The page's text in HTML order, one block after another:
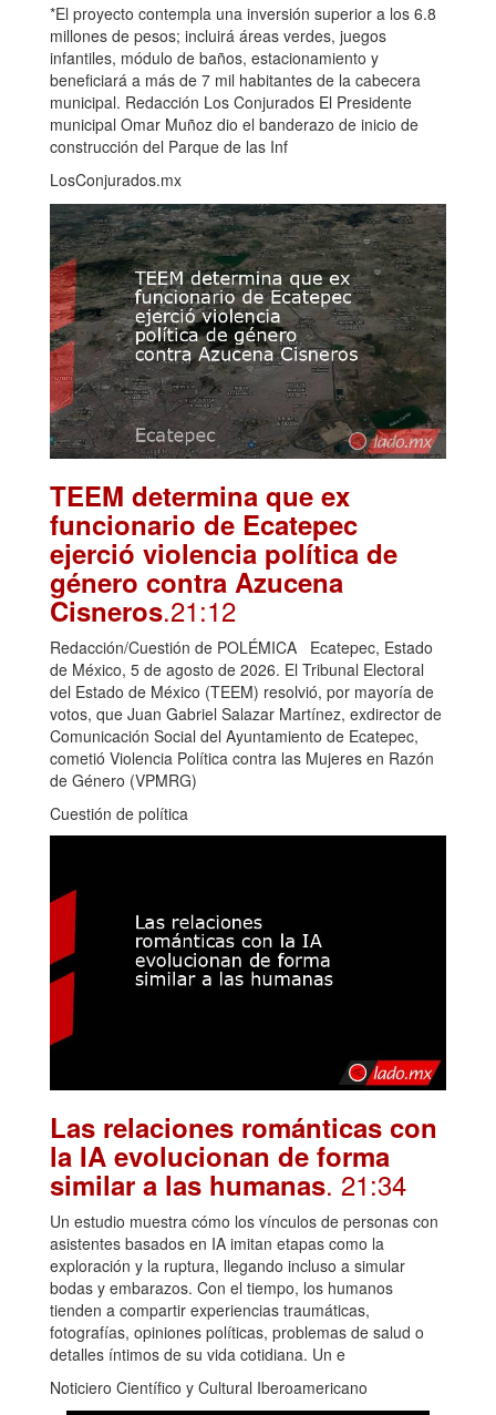
*El proyecto contempla una inversión superior a los 6.8
millones de pesos; incluirá áreas verdes, juegos
infantiles, módulo de baños, estacionamiento y
beneficiará a más de 7 mil habitantes de la cabecera
municipal. Redacción Los Conjurados El Presidente
municipal Omar Muñoz dio el banderazo de inicio de
construcción del Parque de las Inf
LosConjurados.mx
TEEM determina que ex
funcionario de Ecatepec
ejerció violencia política de
género contra Azucena
Cisneros.21:12
Redacción/Cuestión de POLÉMICA Ecatepec, Estado
de México, 5 de agosto de 2026. El Tribunal Electoral
del Estado de México (TEEM) resolvió, por mayoría de
votos, que Juan Gabriel Salazar Martínez, exdirector de
Comunicación Social del Ayuntamiento de Ecatepec,
cometió Violencia Política contra las Mujeres en Razón
de Género (VPMRG)
Cuestión de política
Las relaciones románticas con
la IA evolucionan de forma
similar a las humanas. 21:34
Un estudio muestra cómo los vínculos de personas con
asistentes basados en IA imitan etapas como la
exploración y la ruptura, llegando incluso a simular
bodas y embarazos. Con el tiempo, los humanos
tienden a compartir experiencias traumáticas,
fotografías, opiniones políticas, problemas de salud o
detalles íntimos de su vida cotidiana. Un e
Noticiero Científico y Cultural Iberoamericano